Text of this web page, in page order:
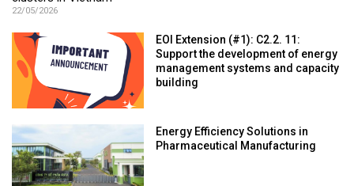
22/05/2026
EOI Extension (#1): C2.2. 11:
Support the development of energy
management systems and capacity
building
Energy Efficiency Solutions in
Pharmaceutical Manufacturing